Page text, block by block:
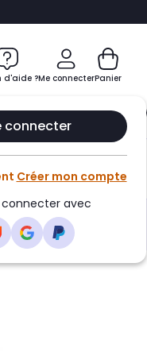
d'aide ?Me connecter
connecter
Créer mon compte
avec
Panier